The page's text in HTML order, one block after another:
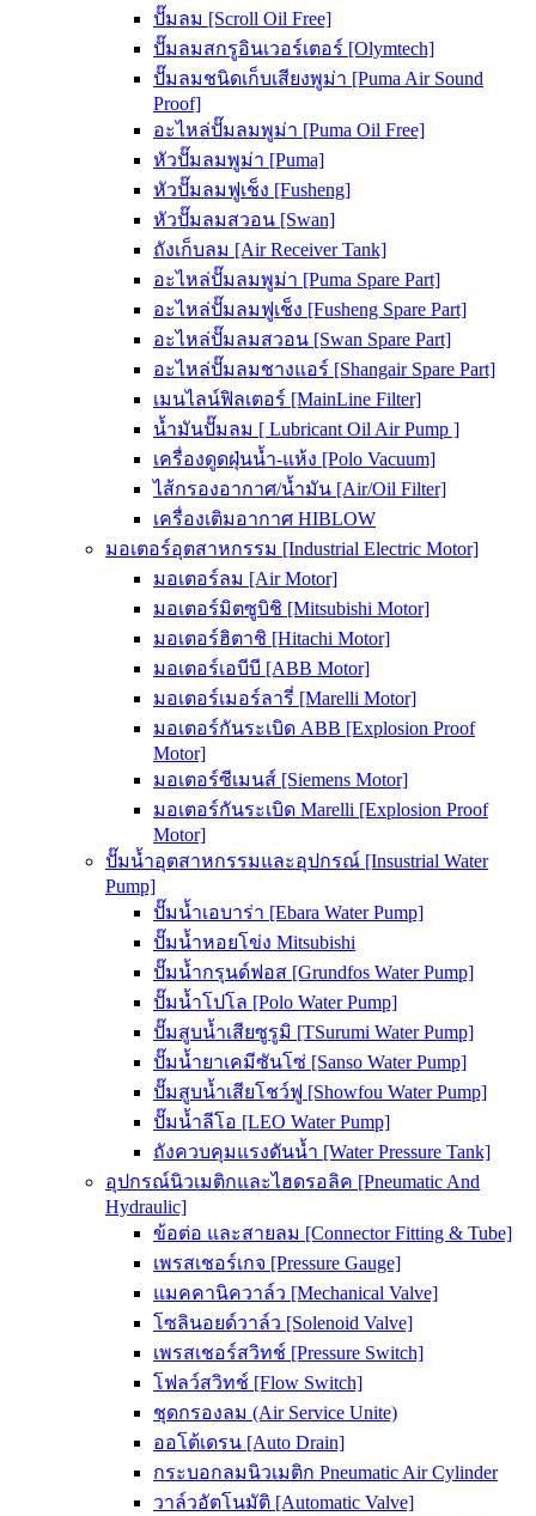
ปั๊มลม [Scroll Oil Free]
ปั๊มลมสกรูอินเวอร์เตอร์ [Olymtech]
ปั๊มลมชนิดเก็บเสียงพูม่า [Puma Air Sound
Proof]
อะไหล่ปั๊มลมพูม่า [Puma Oil Free]
หัวปั๊มลมพูม่า [Puma]
หัวปั๊มลมฟูเช็ง [Fusheng]
หัวปั๊มลมสวอน [Swan]
ถังเก็บลม [Air Receiver Tank]
อะไหล่ปั๊มลมพูม่า [Puma Spare Part]
อะไหล่ปั๊มลมฟูเช็ง [Fusheng Spare Part]
อะไหล่ปั๊มลมสวอน [Swan Spare Part]
อะไหล่ปั๊มลมชางแอร์ [Shangair Spare Part]
เมนไลน์ฟิลเตอร์ [MainLine Filter]
น้ำมันปั๊มลม [ Lubricant Oil Air Pump ]
เครื่องดูดฝุ่นน้ำ-แห้ง [Polo Vacuum]
ไส้กรองอากาศ/น้ำมัน [Air/Oil Filter]
เครื่องเติมอากาศ HIBLOW
มอเตอร์อุตสาหกรรม [Industrial Electric Motor]
มอเตอร์ลม [Air Motor]
มอเตอร์มิตซูบิชิ [Mitsubishi Motor]
มอเตอร์ฮิตาชิ [Hitachi Motor]
มอเตอร์เอบีบี [ABB Motor]
มอเตอร์เมอร์ลารี่ [Marelli Motor]
มอเตอร์กันระเบิด ABB [Explosion Proof
Motor]
มอเตอร์ซีเมนส์ [Siemens Motor]
มอเตอร์กันระเบิด Marelli [Explosion Proof
Motor]
ปั๊มน้ำอุตสาหกรรมและอุปกรณ์ [Insustrial Water
Pump]
ปั๊มน้ำเอบาร่า [Ebara Water Pump]
ปั๊มน้ำหอยโข่ง Mitsubishi
ปั๊มน้ำกรุนด์ฟอส [Grundfos Water Pump]
ปั๊มน้ำโปโล [Polo Water Pump]
ปั๊มสูบน้ำเสียซูรูมิ [TSurumi Water Pump]
ปั๊มน้ำยาเคมีซันโซ่ [Sanso Water Pump]
ปั๊มสูบน้ำเสียโชว์ฟู [Showfou Water Pump]
ปั๊มน้ำลีโอ [LEO Water Pump]
ถังควบคุมแรงดันน้ำ [Water Pressure Tank]
อุปกรณ์นิวเมติกและไฮดรอลิค [Pneumatic And
Hydraulic]
ข้อต่อ และสายลม [Connector Fitting & Tube]
เพรสเชอร์เกจ [Pressure Gauge]
แมคคานิควาล์ว [Mechanical Valve]
โซลินอยด์วาล์ว [Solenoid Valve]
เพรสเชอร์สวิทช์ [Pressure Switch]
โฟลว์สวิทช์ [Flow Switch]
ชุดกรองลม (Air Service Unite)
ออโต้เดรน [Auto Drain]
กระบอกลมนิวเมติก Pneumatic Air Cylinder
วาล์วอัตโนมัติ [Automatic Valve]